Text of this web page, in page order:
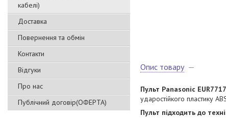
кабелі)
Доставка
Повернення та обмін
Контакти
Відгуки
Про нас
Публічний договір(ОФЕРТА)
Опис товару
Пульт Panasonic
ударостійкого пластику
Пульт підходить до